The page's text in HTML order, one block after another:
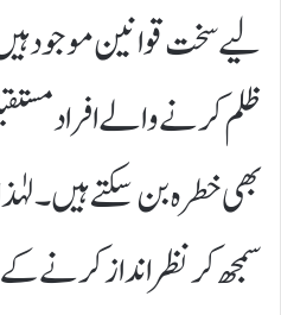
لیے سخت قوانین موجود
ظلم کرنے والے افراد
بھی خطرہ بن سکتے ہیں۔
سمجھ کر نظرانداز کرنے